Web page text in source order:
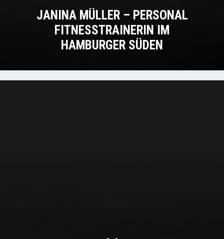
JANINA MÜLLER – PERSONAL
FITNESSTRAINERIN IM
HAMBURGER SÜDEN